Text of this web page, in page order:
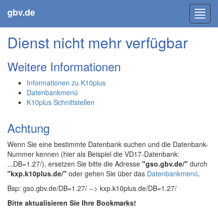
gbv.de
Dienst nicht mehr verfügbar
Weitere Informationen
Informationen zu K10plus
Datenbankmenü
K10plus Schnittstellen
Achtung
Wenn Sie eine bestimmte Datenbank suchen und die Datenbank-
Nummer kennen (hier als Beispiel die VD17-Datenbank:
...DB=1.27/), ersetzen Sie bitte die Adresse "gso.gbv.de/" durch
"kxp.k10plus.de/" oder gehen Sie über das Datenbankmenü.
Bsp: gso.gbv.de/DB=1.27/ --> kxp.k10plus.de/DB=1.27/
Bitte aktualisieren Sie Ihre Bookmarks!